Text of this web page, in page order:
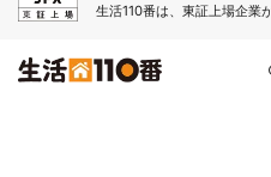
生活110番は、東証上場企業